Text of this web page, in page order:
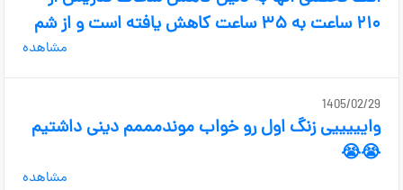
۲۱۰ ساعت به ۳۵ ساعت کاهش یافته است و از شم
مشاهده
1405/02/29
وایییییی زنگ اول رو خواب موندمممم دینی داشتیم
😭😭
مشاهده